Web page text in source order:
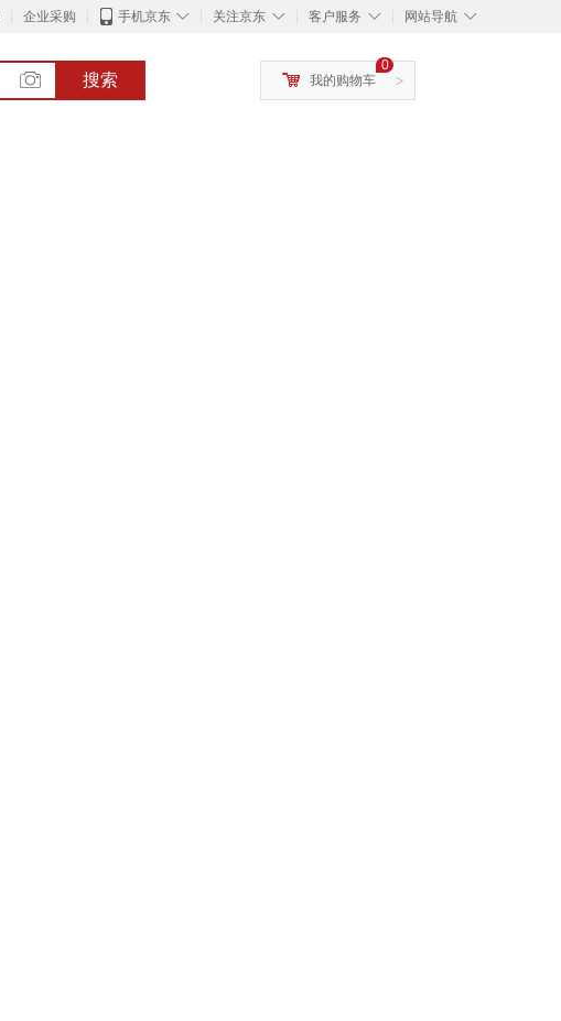
企业采购 ◇
手机京东 ◇
关注京东 ◇
客户服务 ◇
网站导航
搜索 >
0
我的购物车